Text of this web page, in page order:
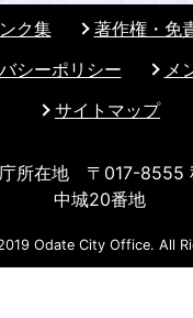
ク集
著作権・免
シーポリシー
メ
サイトマップ
所在地 〒017-8555
中城20番地
Odate City Office. All